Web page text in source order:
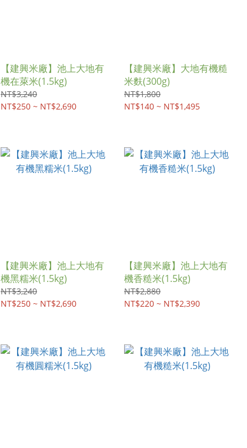
【建興米廠】池上大地有
機在萊米(1.5kg)
NT$3,240
NT$250 ~ NT$2,690
【建興米廠】大地有機糙
米麩(300g)
NT$1,800
NT$140 ~ NT$1,495
【建興米廠】池上大地有
機黑糯米(1.5kg)
NT$3,240
NT$250 ~ NT$2,690
【建興米廠】池上大地有
機香糙米(1.5kg)
NT$2,880
NT$220 ~ NT$2,390